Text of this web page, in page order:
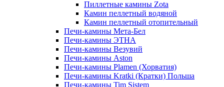
Пиллетные камины Zota
Камин пеллетный водяной
Камин пеллетный отопительный
Печи-камины Мета-Бел
Печи-камины ЭТНА
Печи-камины Везувий
Печи-камины Aston
Печи-камины Plamen (Хорватия)
Печи-камины Kratki (Кратки) Польша
Печи-камины Tim Sistem